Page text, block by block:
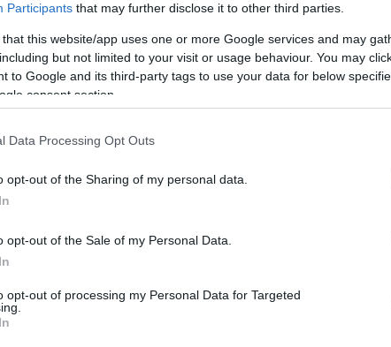
Participants that may further disclose it to other third parties.
that this website/app uses one or more Google services and may
but not limited to your visit or usage behaviour. You may
to Google and its third-party tags to use your data for below
consent section.
Data Processing Opt Outs
opt-out of the Sharing of my personal data.
opt-out of the Sale of my Personal Data.
opt-out of processing my Personal Data for Targeted
cliccandoqui
nella sezione
Budoni Notizie Budoni
Stalking Budoni
i tuoi video e le tue foto
+39 345 356 7512